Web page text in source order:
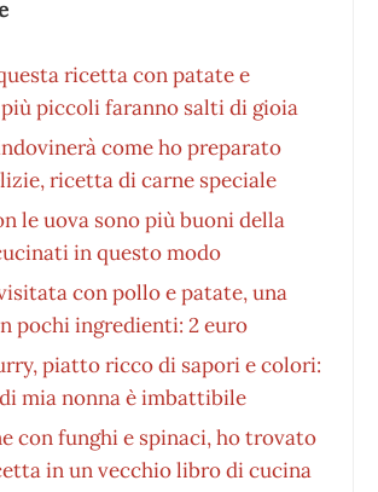
ricetta con patate e
piccoli faranno salti di gioia
come ho preparato
ricetta di carne speciale
le uova sono più buoni della
in questo modo
con pollo e patate, una
pochi ingredienti: 2 euro
piatto ricco di sapori e colori:
mia nonna è imbattibile
con funghi e spinaci, ho trovato
in un vecchio libro di cucina